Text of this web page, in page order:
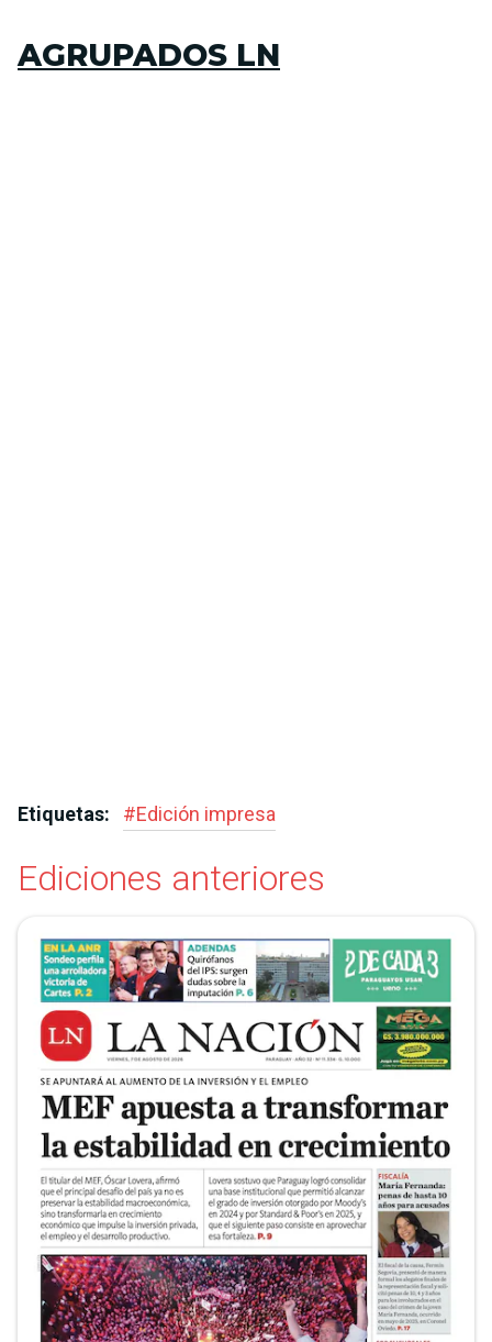
AGRUPADOS LN
Etiquetas: #Edición impresa
Ediciones anteriores